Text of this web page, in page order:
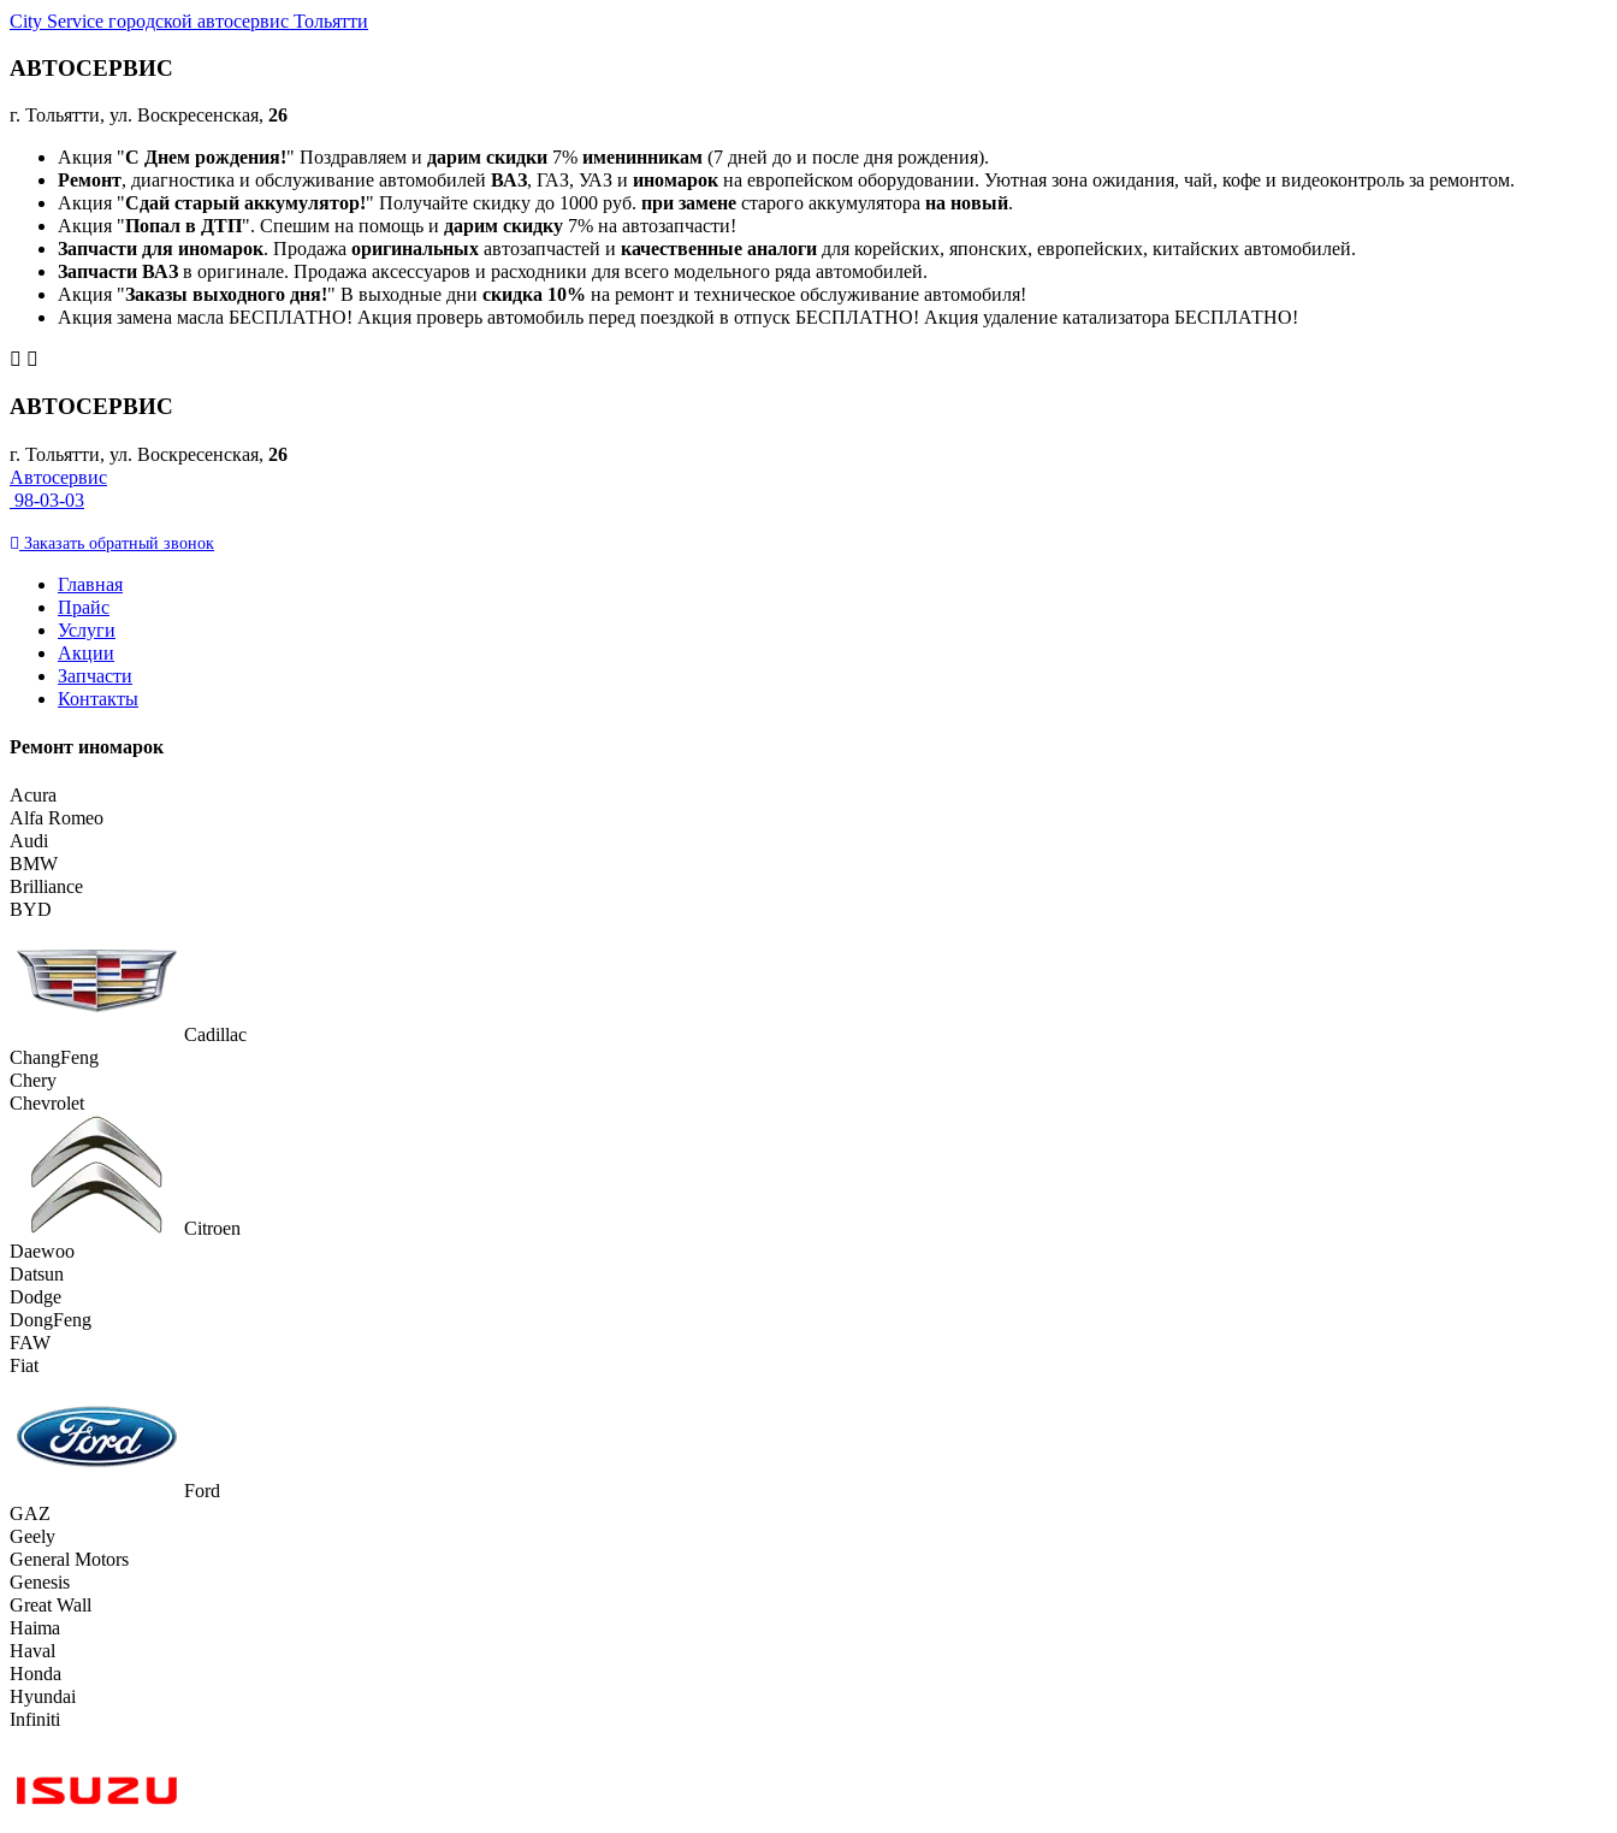
City Service городской автосервис Тольятти
АВТОСЕРВИС
г. Тольятти, ул. Воскресенская, 26
Акция "С Днем рождения!" Поздравляем и дарим скидки 7% именинникам (7 дней до и после дня рождения).
Ремонт, диагностика и обслуживание автомобилей ВАЗ, ГАЗ, УАЗ и иномарокна европейском оборудовании. Уютная зона ожидания, чай, кофе и видеоконтроль за ремонтом.
Акция "Сдай старый аккумулятор!" Получайте скидку до 1000 руб. при замене старого аккумулятора на новый.
Акция "Попал в ДТП". Спешим на помощь и дарим скидку 7% на автозапчасти!
Запчасти для иномарок. Продажа оригинальных автозапчастей и качественные аналоги для корейских, японских, европейских, китайских автомобилей.
Запчасти ВАЗ в оригинале. Продажа аксессуаров и расходники для всего модельного ряда автомобилей.
Акция "Заказы выходного дня!" В выходные дни скидка 10% на ремонт и техническое обслуживание автомобиля!
Акция замена масла БЕСПЛАТНО! Акция проверь автомобиль перед поездкой в отпуск БЕСПЛАТНО! Акция удаление катализатора БЕСПЛАТНО!
АВТОСЕРВИС
г. Тольятти, ул. Воскресенская, 26
Автосервис
98-03-03
Заказать обратный звонок
Главная
Прайс
Услуги
Акции
Запчасти
Контакты
Ремонт иномарок
Acura
Alfa Romeo
Audi
BMW
Brilliance
BYD
Cadillac
ChangFeng
Chery
Chevrolet
Citroen
Daewoo
Datsun
Dodge
DongFeng
FAW
Fiat
Ford
GAZ
Geely
General Motors
Genesis
Great Wall
Haima
Haval
Honda
Hyundai
Infiniti